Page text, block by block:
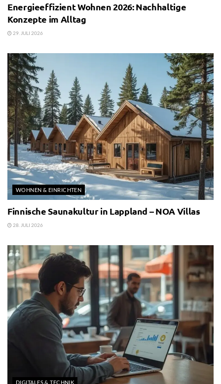
Energieeffizient Wohnen 2026: Nachhaltige
Konzepte im Alltag
29. JULI 2026
WOHNEN & EINRICHTEN
Finnische Saunakultur in Lappland – NOA Villas
28. JULI 2026
DIGITALES & TECHNIK